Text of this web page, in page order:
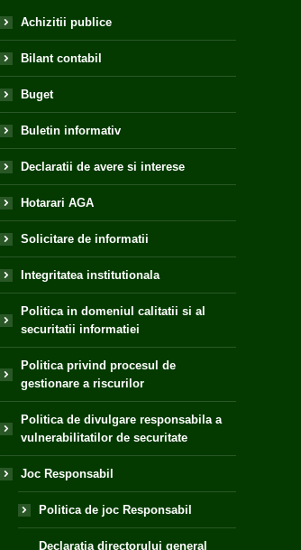
Achizitii publice
Bilant contabil
Buget
Buletin informativ
Declaratii de avere si interese
Hotarari AGA
Solicitare de informatii
Integritatea institutionala
Politica in domeniul calitatii si al
securitatii informatiei
Politica privind procesul de
gestionare a riscurilor
Politica de divulgare responsabila a
vulnerabilitatilor de securitate
Joc Responsabil
Politica de joc Responsabil
Declaratia directorului general